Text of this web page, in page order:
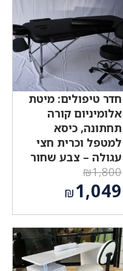
חדר טיפולים: מיטת
אלומיניום קורה
תחתונה, כיסא
למטפל וכרית חצי
עגולה – צבע שחור
₪1,800
המחיר
המקורי
היה:
₪1,800.
₪1,049
הוא:
₪1,049.